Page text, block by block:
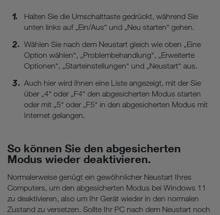
Halten Sie die Umschalttaste gedrückt, während Sie
unten links auf „Ein/Aus“ und „Neu starten“ gehen.
Wählen Sie nach dem Neustart gleich wie oben „Eine
Option wählen“, „Problembehandlung“, „Erweiterte
Optionen“, „Starteinstellungen“ und „Neustart“ aus.
Auch hier wird Ihnen eine Liste angezeigt, mit der Sie
über „4“ oder „F4“ den abgesicherten Modus starten
oder mit „5“ oder „F5“ in den abgesicherten Modus mit
Internet gelangen.
So können Sie den abgesicherten
Modus wieder deaktivieren.
Normalerweise genügt ein gewöhnlicher Neustart Ihres
Computers, um den abgesicherten Modus bei Windows 11
zu deaktivieren, also um Ihr Gerät wieder in den normalen
Zustand zu versetzen. Sollte Ihr PC nach dem Neustart noch